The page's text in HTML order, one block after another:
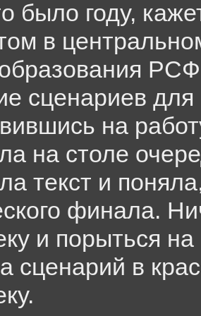
было году,
в
сценариев для
на
на столе
текст и
финала.
и порыться
сценарий в